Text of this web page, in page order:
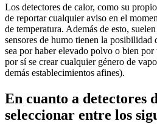
Los detectores de calor, como su
de reportar cualquier aviso en el
de temperatura. Además de esto,
sensores de humo tienen la posibilidad
sea por haber elevado polvo o bien por
por sí se crear cualquier género de
demás establecimientos afines).
En cuanto a detectores
seleccionar entre los